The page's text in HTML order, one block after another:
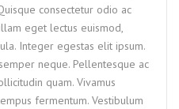
consectetur odio ac
eget lectus euismod,
Integer egestas elit ipsum.
neque. Pellentesque ac
quam. Vivamus
fermentum. Vestibulum